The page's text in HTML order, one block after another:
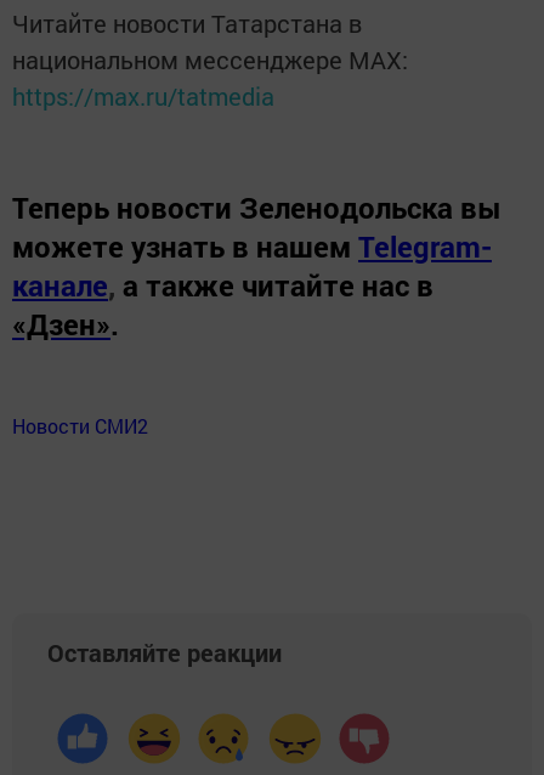
Читайте новости Татарстана в
национальном мессенджере MАХ:
https://max.ru/tatmedia
Теперь новости Зеленодольска вы
можете узнать в нашем Telegram-
канале, а также читайте нас в
«Дзен».
Новости СМИ2
Оставляйте реакции